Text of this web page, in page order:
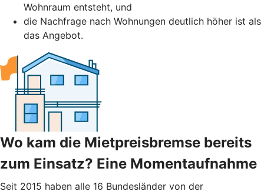
Wohnraum entsteht, und
die Nachfrage nach Wohnungen deutlich höher ist als
das Angebot.
Wo kam die Mietpreisbremse bereits
zum Einsatz? Eine Momentaufnahme
Seit 2015 haben alle 16 Bundesländer von der